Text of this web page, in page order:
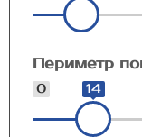
Периметр
0 14